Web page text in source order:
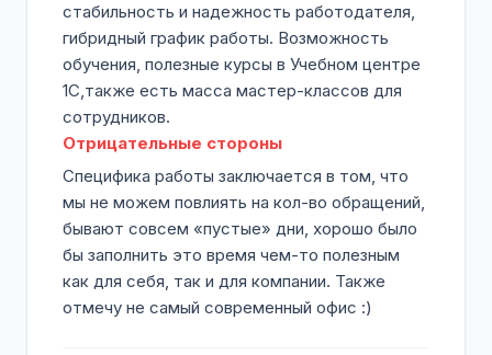
стабильность и надежность работодателя,
гибридный график работы. Возможность
обучения, полезные курсы в Учебном центре
1С,также есть масса мастер-классов для
сотрудников.
Отрицательные стороны
Специфика работы заключается в том, что
мы не можем повлиять на кол-во обращений,
бывают совсем «пустые» дни, хорошо было
бы заполнить это время чем-то полезным
как для себя, так и для компании. Также
отмечу не самый современный офис :)